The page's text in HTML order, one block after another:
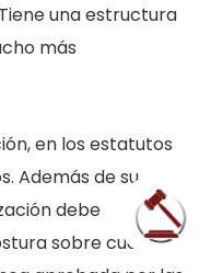
una estructura
más
en los estatutos
Además de su
debe
sobre cualquier